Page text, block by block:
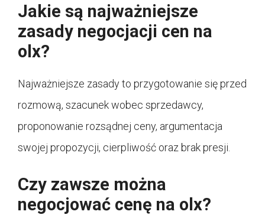
Jakie są najważniejsze
zasady negocjacji cen na
olx?
Najważniejsze zasady to przygotowanie się przed
rozmową, szacunek wobec sprzedawcy,
proponowanie rozsądnej ceny, argumentacja
swojej propozycji, cierpliwość oraz brak presji.
Czy zawsze można
negocjować cenę na olx?